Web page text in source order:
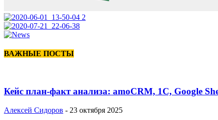
ВАЖНЫЕ ПОСТЫ
Кейс план-факт анализа: amoCRM, 1C, Google
Алексей Сидоров - 23 октября 2025